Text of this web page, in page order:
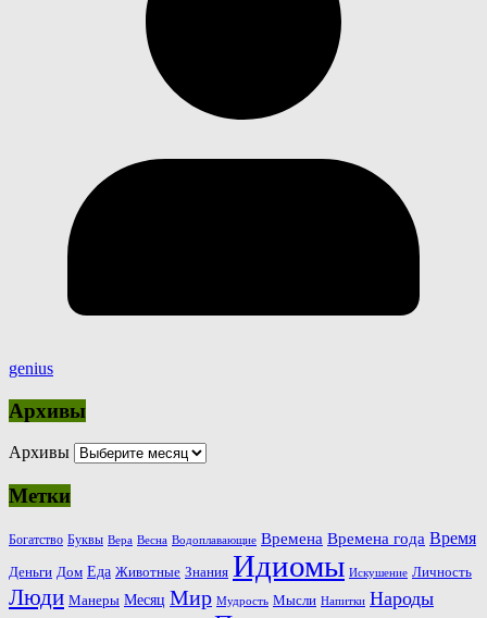
genius
Архивы
Архивы
Метки
Богатство Буквы Вера Весна Водоплавающие Времена Времена года Время
Деньги Дом Еда Животные Знания Идиомы Искушение Личность
Люди Манеры Месяц Мир Мудрость Мысли Напитки Народы